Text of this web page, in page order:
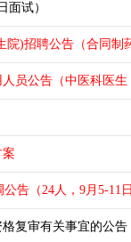
面试）
)招聘公告（合同制
员公告（中医科医生
告（24人，9月5-11日
复审有关事宜的公告